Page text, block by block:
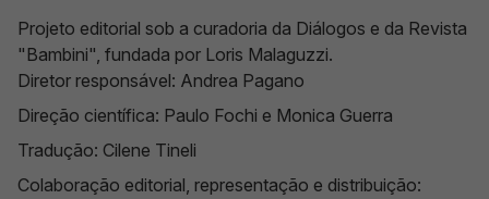
Projeto editorial sob a curadoria da Diálogos e da Revista
"Bambini", fundada por Loris Malaguzzi.
Diretor responsável: Andrea Pagano
Direção científica: Paulo Fochi e Monica Guerra
Tradução: Cilene Tineli
Colaboração editorial, representação e distribuição: